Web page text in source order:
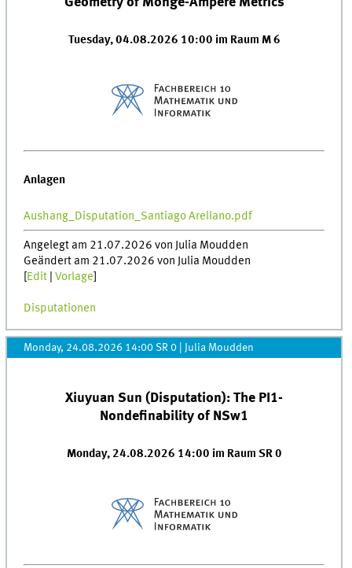
Tuesday, 04.08.2026 10:00 im Raum M 6
Anlagen
Aushang_Disputation_Santiago Arellano.pdf
Angelegt am 21.07.2026 von Julia Moudden
Geändert am 21.07.2026 von Julia Moudden
Edit |Vorlage
Disputationen
Monday, 24.08.2026 14:00 SR 0 Julia Moudden
Xiuyuan Sun (Disputation): The PI1-
Nondefinability of NSw1
Monday, 24.08.2026 14:00 im Raum SR 0